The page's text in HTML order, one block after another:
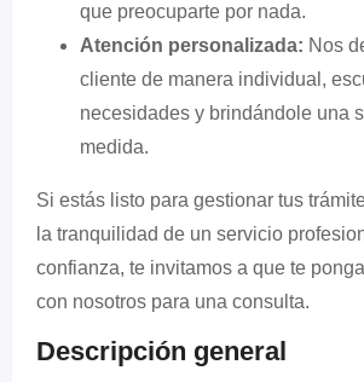
que preocuparte por nada.
Atención personalizada: Nos
cliente de manera individual,
necesidades y brindándole una
medida.
Si estás listo para gestionar tus
la tranquilidad de un servicio
confianza, te invitamos a que te
con nosotros para una consulta.
Descripción general